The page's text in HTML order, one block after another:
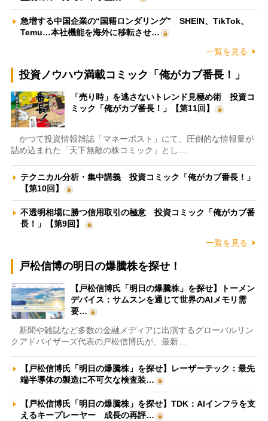
急増する中国企業の“国籍ロンダリング” SHEIN、TikTok、
Temu…本社機能を海外に移転させ…
一覧を見る
投資ノウハウ満載コミック「俺がカブ番長！」
「売り時」を逃さないトレンド見極め術 投資コ
ミック「俺がカブ番長！」【第11回】
かつて投資情報雑誌「マネーポスト」にて、圧倒的な情報量が
詰め込まれた「天下無敵の株コミック」とし…
テクニカル分析・集中講義 投資コミック「俺がカブ番長！」
【第10回】
不透明相場に勝つ信用取引の極意 投資コミック「俺がカブ番
長！」【第9回】
一覧を見る
戸松信博の明日の爆騰株を探せ！
【戸松信博氏「明日の爆騰株」を探せ】トーメン
デバイス：サムスンを通じて世界のAIメモリ需
要…
新聞や雑誌など多数の金融メディアに出演するグローバルリン
クアドバイザーズ代表の戸松信博氏が、最新…
【戸松信博氏「明日の爆騰株」を探せ】レーザーテック：最先
端半導体の製造に不可欠な検査装…
【戸松信博氏「明日の爆騰株」を探せ】TDK：AIインフラを支
えるキープレーヤー 成長の再評…